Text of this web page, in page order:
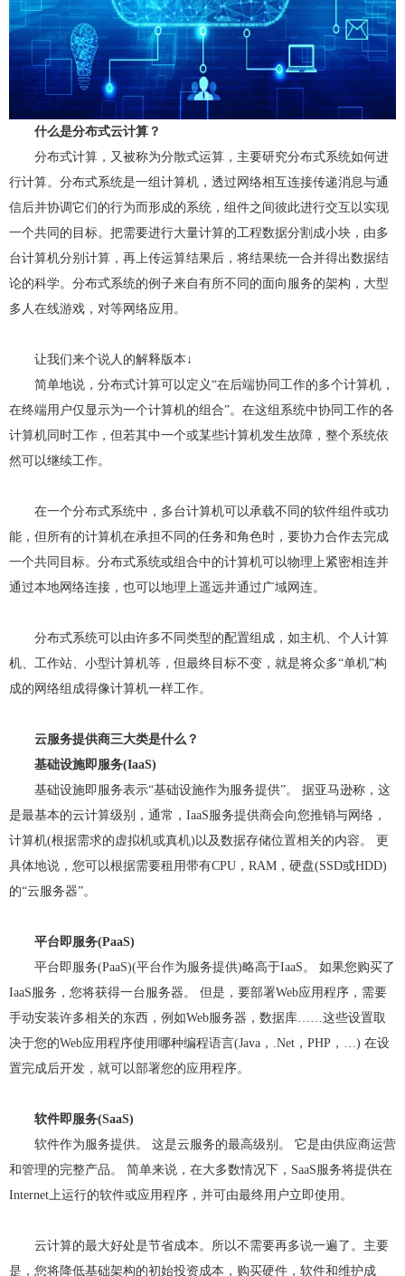
什么是分布式云计算？
分布式计算，又被称为分散式运算，主要研究分布式系统如何进
行计算。分布式系统是一组计算机，透过网络相互连接传递消息与通
信后并协调它们的行为而形成的系统，组件之间彼此进行交互以实现
一个共同的目标。把需要进行大量计算的工程数据分割成小块，由多
台计算机分别计算，再上传运算结果后，将结果统一合并得出数据结
论的科学。分布式系统的例子来自有所不同的面向服务的架构，大型
多人在线游戏，对等网络应用。
让我们来个说人的解释版本↓
简单地说，分布式计算可以定义“在后端协同工作的多个计算机，
在终端用户仅显示为一个计算机的组合”。在这组系统中协同工作的各
计算机同时工作，但若其中一个或某些计算机发生故障，整个系统依
然可以继续工作。
在一个分布式系统中，多台计算机可以承载不同的软件组件或功
能，但所有的计算机在承担不同的任务和角色时，要协力合作去完成
一个共同目标。分布式系统或组合中的计算机可以物理上紧密相连并
通过本地网络连接，也可以地理上遥远并通过广域网连。
分布式系统可以由许多不同类型的配置组成，如主机、个人计算
机、工作站、小型计算机等，但最终目标不变，就是将众多“单机”构
成的网络组成得像计算机一样工作。
云服务提供商三大类是什么？
基础设施即服务(IaaS)
基础设施即服务表示“基础设施作为服务提供”。 据亚马逊称，这
是最基本的云计算级别，通常，IaaS服务提供商会向您推销与网络，
计算机(根据需求的虚拟机或真机)以及数据存储位置相关的内容。 更
具体地说，您可以根据需要租用带有CPU，RAM，硬盘(SSD或HDD)
的“云服务器”。
平台即服务(PaaS)
平台即服务(PaaS)(平台作为服务提供)略高于IaaS。 如果您购买了
IaaS服务，您将获得一台服务器。 但是，要部署Web应用程序，需要
手动安装许多相关的东西，例如Web服务器，数据库……这些设置取
决于您的Web应用程序使用哪种编程语言(Java，.Net，PHP，…) 在设
置完成后开发，就可以部署您的应用程序。
软件即服务(SaaS)
软件作为服务提供。 这是云服务的最高级别。 它是由供应商运营
和管理的完整产品。 简单来说，在大多数情况下，SaaS服务将提供在
Internet上运行的软件或应用程序，并可由最终用户立即使用。
云计算的最大好处是节省成本。所以不需要再多说一遍了。主要
是，您将降低基础架构的初始投资成本，购买硬件，软件和维护成